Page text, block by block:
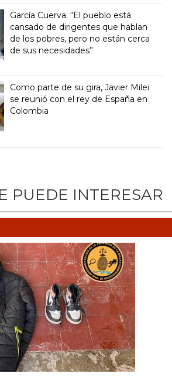
García Cuerva: “El pueblo está
cansado de dirigentes que hablan
de los pobres, pero no están cerca
de sus necesidades”
Como parte de su gira, Javier Milei
se reunió con el rey de España en
Colombia
PUEDE INTERESAR